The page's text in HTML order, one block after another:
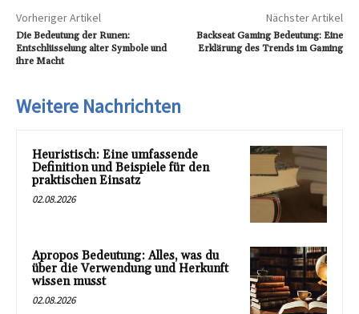
Vorheriger Artikel
Die Bedeutung der Runen:
Entschlüsselung alter Symbole und
ihre Macht
Nächster Artikel
Backseat Gaming Bedeutung: Eine
Erklärung des Trends im Gaming
Weitere Nachrichten
Heuristisch: Eine umfassende
Definition und Beispiele für den
praktischen Einsatz
02.08.2026
Apropos Bedeutung: Alles, was du
über die Verwendung und Herkunft
wissen musst
02.08.2026